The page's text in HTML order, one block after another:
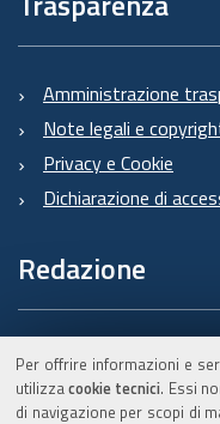
Per offrire informazioni e
utilizzacookie tecnici. Essi
di navigazione per scopi di
Amministrazione
Note legali e
Privacy e Cookie
Dichiarazione di
Redazione
Informazioni sul Burert
e contatti